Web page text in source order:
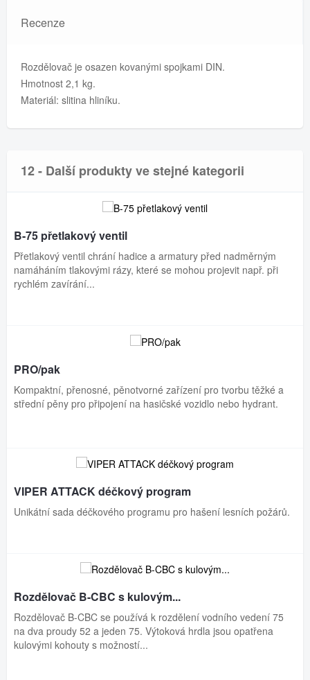
Recenze
Rozdělovač je osazen kovanými spojkami DIN.
Hmotnost 2,1 kg.
Materiál: slitina hliníku.
12 - Další produkty ve stejné kategorii
B-75 přetlakový ventil
Přetlakový ventil chrání hadice a armatury před nadměrným
namáháním tlakovými rázy, které se mohou projevit např. při
rychlém zavírání...
PRO/pak
Kompaktní, přenosné, pěnotvorné zařízení pro tvorbu těžké a
střední pěny pro připojení na hasičské vozidlo nebo hydrant.
VIPER ATTACK déčkový program
Unikátní sada déčkového programu pro hašení lesních požárů.
Rozdělovač B-CBC s kulovým...
Rozdělovač B-CBC se používá k rozdělení vodního vedení 75
na dva proudy 52 a jeden 75. Výtoková hrdla jsou opatřena
kulovými kohouty s možností...